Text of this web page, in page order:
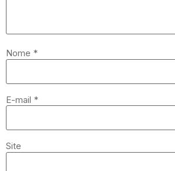
Nome *
E-mail *
Site